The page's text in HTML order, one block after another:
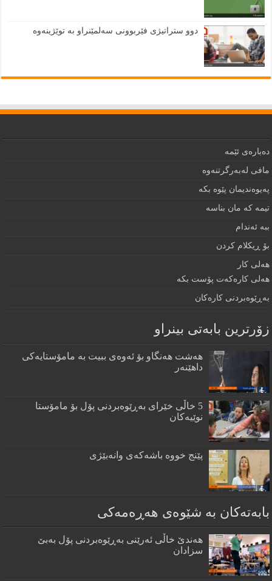
دوو ستراتیژی فێربوونی سەلمێنراو بە توێژینەوە
دەبارەى ئێمە
مافى لەبەرگرتنەوە
په‌يوه‌نديمان پێوه‌ بكه‌‌
تيمه كه مان بناسه
ببه‌ ئه‌ندام
بۆ ڕيكلام كردن
هه‌لی كار
هەلی کارەکەت پۆست بکە
به‌ڕێوه‌بردنى كاره‌كان
زۆرترين بابه‌تى بينراو
هەشت هەنگاو بۆ ئەوەی ببیت بە مامۆستایەکی
داهێنەر
5 خاڵی خێرای به‌ڕێوه‌بردنی پۆل بۆ مامۆستا
نوێیه‌كان
پێنج خووه‌ باشه‌كه‌ی وانه‌بێژی
بابەتەکان بە شێوەی هەڕەمەکی
هه‌ندێ خاڵی ئه‌رێنی به‌ڕێوه‌بردنی پۆل به‌بێ
سزادان